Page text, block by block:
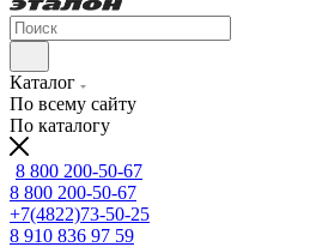
Каталог
По всему сайту
По каталогу
8 800 200-50-67
8 800 200-50-67
+7(4822)73-50-25
8 910 836 97 59